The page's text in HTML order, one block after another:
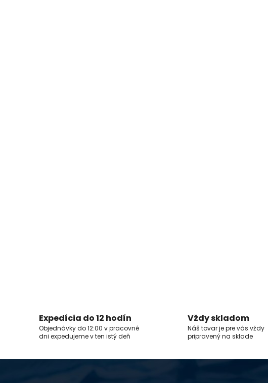
Expedícia do 12 hodín
Objednávky do 12:00 v pracovné
dni expedujeme v ten istý deň
Vždy skladom
Náš tovar je pre vás vždy
pripravený na sklade